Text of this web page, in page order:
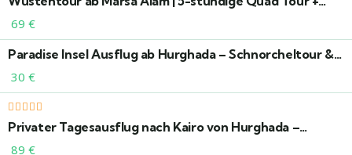
Kamelritt + Abendessen
69 €
Paradise Insel Ausflug ab Hurghada – Schnorcheltour &
Strandtraum im Roten Meer
30 €
Privater Tagesausflug nach Kairo von Hurghada –
Pyramiden & VIP
89 €